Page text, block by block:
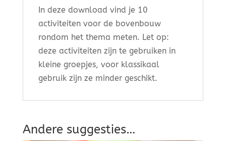
In deze download vind je 10
activiteiten voor de bovenbouw
rondom het thema meten. Let op:
deze activiteiten zijn te gebruiken in
kleine groepjes, voor klassikaal
gebruik zijn ze minder geschikt.
Andere suggesties…